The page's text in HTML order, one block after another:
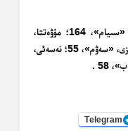
بۇخارى، «سەۋم»، 2، 9؛ مۇسلىم، «سىيام»، 164؛ مۇۋەتتا،
«سىيام»، 57؛ ئەبۇ داۋۇد، «سەۋم»، 25؛ تىرمىزى، «سەۋم»، 55؛ نەسەئى،
Telegram